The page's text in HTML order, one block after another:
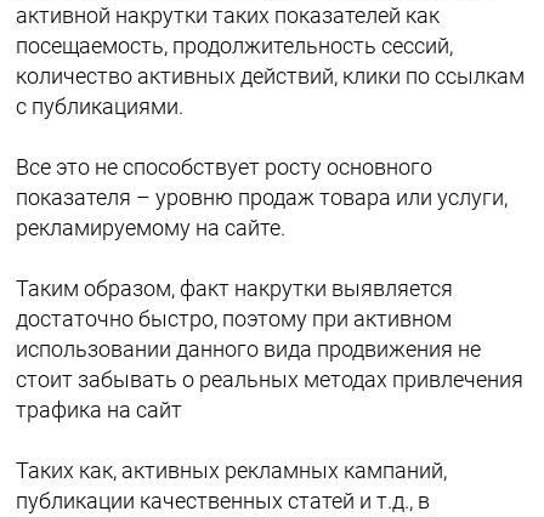
активной накрутки таких показателей как
посещаемость, продолжительность сессий,
количество активных действий, клики по ссылкам
с публикациями.
Все это не способствует росту основного
показателя – уровню продаж товара или услуги,
рекламируемому на сайте.
Таким образом, факт накрутки выявляется
достаточно быстро, поэтому при активном
использовании данного вида продвижения не
стоит забывать о реальных методах привлечения
трафика на сайт
Таких как, активных рекламных кампаний,
публикации качественных статей и т.д., в